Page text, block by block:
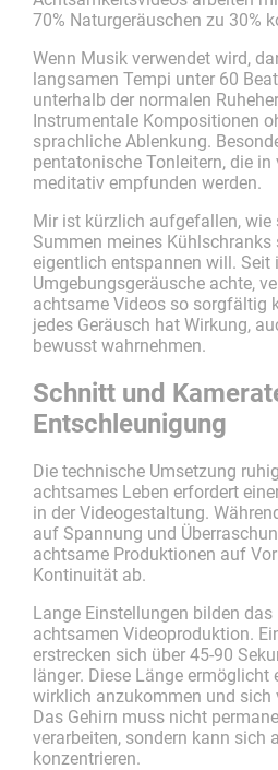
70% Naturgeräuschen zu 30%
Wenn Musik verwendet wird,
langsamen Tempi unter 60
unterhalb der normalen
Instrumentale Kompositionen
sprachliche Ablenkung.
pentatonische Tonleitern, die
meditativ empfunden werden.
Mir ist kürzlich aufgefallen, wie
Summen meines Kühlschranks
eigentlich entspannen will. Seit
Umgebungsgeräusche achte,
achtsame Videos so sorgfältig
jedes Geräusch hat Wirkung,
bewusst wahrnehmen.
Schnitt und
Entschleunigung
Die technische Umsetzung
achtsames Leben erfordert
in der Videogestaltung.
auf Spannung und
achtsame Produktionen auf
Kontinuität ab.
Lange Einstellungen bilden das
achtsamen Videoproduktion.
erstrecken sich über 45-90
länger. Diese Länge ermöglicht
wirklich anzukommen und sich
Das Gehirn muss nicht
verarbeiten, sondern kann sich
konzentrieren.